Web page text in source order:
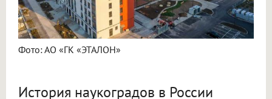
Фото: АО «ГК «ЭТАЛОН»
История наукоградов в России